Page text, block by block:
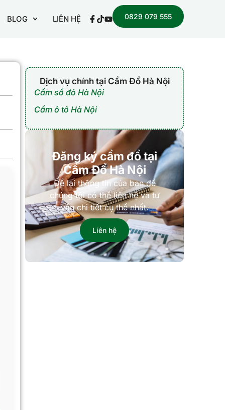
BLOG LIÊN HỆ 0829 079 555
Dịch vụ chính tại Cầm Đồ Hà Nội
Cầm sổ đỏ Hà Nội
Cầm ô tô Hà Nội
Đăng ký cầm đồ tại
Cầm Đồ Hà Nội
Để lại thông tin của bạn để
chúng tôi có thể liên hệ và tư
vấn chi tiết cụ thể nhất.
Liên hệ